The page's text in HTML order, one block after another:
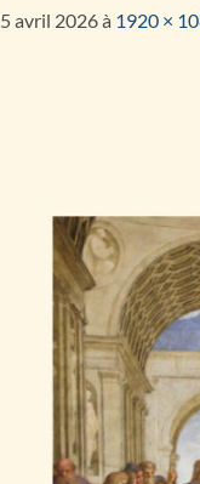
5 avril 2026à 1920 ×